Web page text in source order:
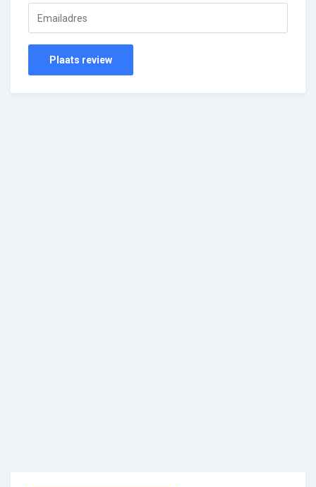
Plaats review